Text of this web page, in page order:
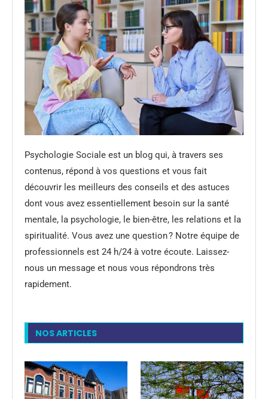
Psychologie Sociale est un blog qui, à travers ses
contenus, répond à vos questions et vous fait
découvrir les meilleurs des conseils et des astuces
dont vous avez essentiellement besoin sur la santé
mentale, la psychologie, le bien-être, les relations et la
spiritualité. Vous avez une question ? Notre équipe de
professionnels est 24 h/24 à votre écoute. Laissez-
nous un message et nous vous répondrons très
rapidement.
NOS ARTICLES